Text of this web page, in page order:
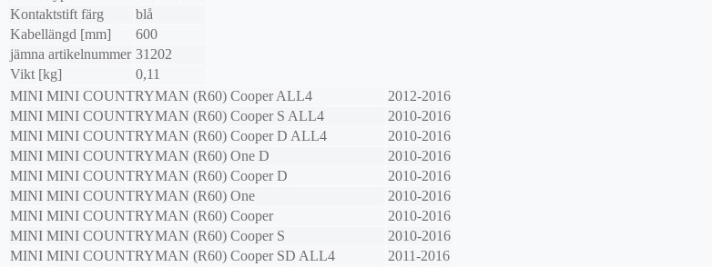
Kontaktstift färg
blå
Kabellängd [mm]
600
jämna artikelnummer 31202
Vikt [kg]
0,11
MINI MINI COUNTRYMAN (R60) Cooper ALL4
2012-2016
MINI MINI COUNTRYMAN (R60) Cooper S ALL4
2010-2016
MINI MINI COUNTRYMAN (R60) Cooper D ALL4
2010-2016
MINI MINI COUNTRYMAN (R60) One D
2010-2016
MINI MINI COUNTRYMAN (R60) Cooper D
2010-2016
MINI MINI COUNTRYMAN (R60) One
2010-2016
MINI MINI COUNTRYMAN (R60) Cooper
2010-2016
MINI MINI COUNTRYMAN (R60) Cooper S
2010-2016
MINI MINI COUNTRYMAN (R60) Cooper SD ALL4
2011-2016